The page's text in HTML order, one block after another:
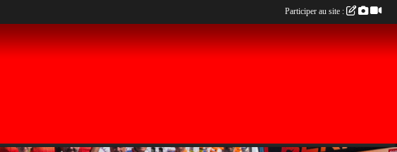
Participer au site :